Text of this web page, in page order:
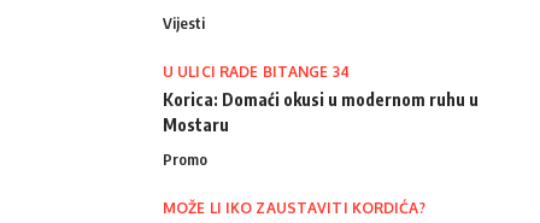
Vijesti
U ULICI RADE BITANGE 34
Korica: Domaći okusi u modernom ruhu u
Mostaru
Promo
MOŽE LI IKO ZAUSTAVITI KORDIĆA?